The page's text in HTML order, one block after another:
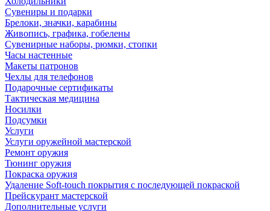
Сувениры и подарки
Брелоки, значки, карабины
Живопись, графика, гобелены
Сувенирные наборы, рюмки, стопки
Часы настенные
Макеты патронов
Чехлы для телефонов
Подарочные сертификаты
Тактическая медицина
Носилки
Подсумки
Услуги
Услуги оружейной мастерской
Ремонт оружия
Тюнинг оружия
Покраска оружия
Удаление Soft-touch покрытия с последующей покраской
Прейскурант мастерской
Дополнительные услуги